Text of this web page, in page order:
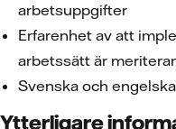
arbetsuppgifter
Erfarenhet av att
arbetssätt är
Svenska och
Ytterligare